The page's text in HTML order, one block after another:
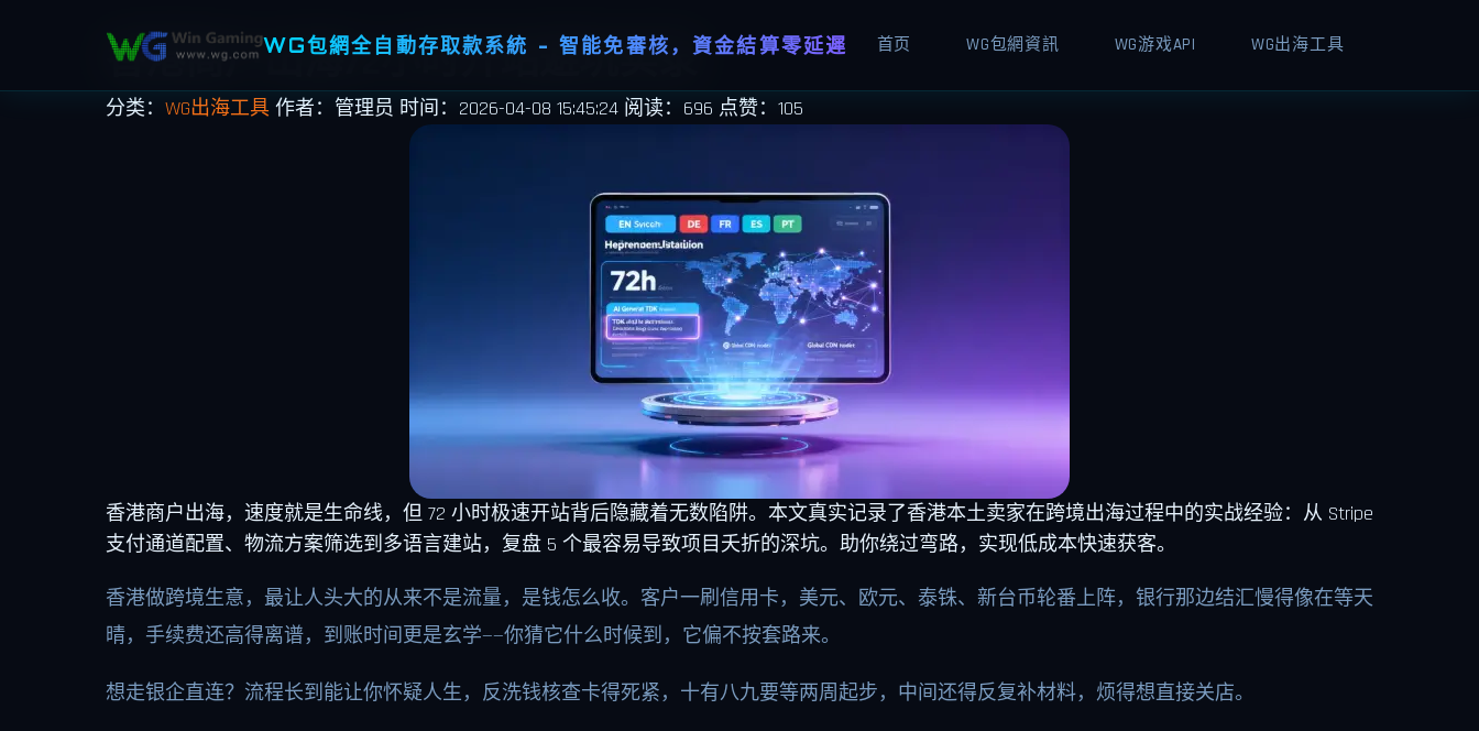
WG包網全自動存取款系統 - 智能免審核，資金結算零延遲 首页 WG包網資訊 WG游戏API WG出海工具
香港商户出海72小时开站避坑实录
分类： WG出海工具 作者：管理员 时间：2026-04-08 15:45:24 阅读：696 点赞：105
香港商户出海，速度就是生命线，但 72 小时极速开站背后隐藏着无数陷阱。本文真实记录了香港本土卖家在跨境出海过程中的实战经验：从 Stripe
支付通道配置、物流方案筛选到多语言建站，复盘 5 个最容易导致项目夭折的深坑。助你绕过弯路，实现低成本快速获客。
香港做跨境生意，最让人头大的从来不是流量，是钱怎么收。客户一刷信用卡，美元、欧元、泰铢、新台币轮番上阵，银行那边结汇慢得像在等天
晴，手续费还高得离谱，到账时间更是玄学——你猜它什么时候到，它偏不按套路来。
想走银企直连？流程长到能让你怀疑人生，反洗钱核查卡得死紧，十有八九要等两周起步，中间还得反复补材料，烦得想直接关店。